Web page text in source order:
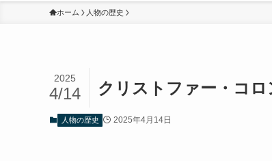
ホーム 人物の歴史
クリストファー・コ
2025
4/14
人物の歴史 2025年4月14日